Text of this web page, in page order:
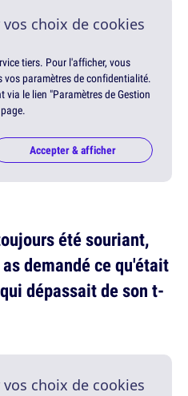
choix de cookies
tiers. Pour l'afficher, vous
vos paramètres de confidentialité.
le lien "Paramètres de Gestion
Accepter & afficher
été souriant,
demandé ce qu'était
dépassait de son t-
choix de cookies